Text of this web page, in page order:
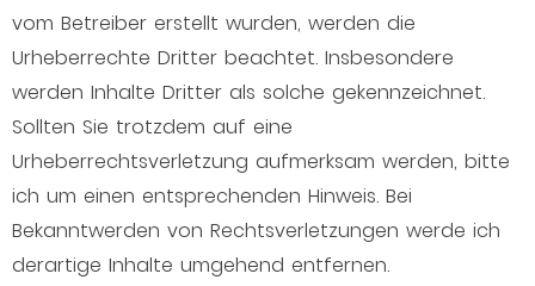
vom Betreiber erstellt wurden, werden die
Urheberrechte Dritter beachtet. Insbesondere
werden Inhalte Dritter als solche gekennzeichnet.
Sollten Sie trotzdem auf eine
Urheberrechtsverletzung aufmerksam werden, bitte
ich um einen entsprechenden Hinweis. Bei
Bekanntwerden von Rechtsverletzungen werde ich
derartige Inhalte umgehend entfernen.